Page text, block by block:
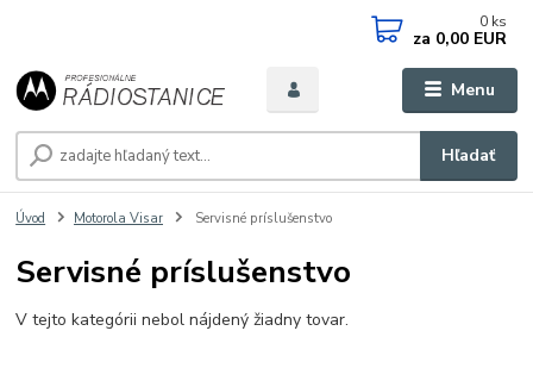
Menu
Hľadať
0 ks
za 0,00 EUR
Úvod Motorola Visar Servisné príslušenstvo
Servisné príslušenstvo
V tejto kategórii nebol nájdený žiadny tovar.